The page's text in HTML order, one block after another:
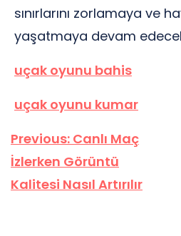
sınırlarını zorlamaya ve
yaşatmaya devam
uçak oyunu bahis
uçak oyunu kumar
Yazı
gezinmesi
Previous: Canlı Maç
İzlerken Görüntü
Kalitesi Nasıl Artırılır